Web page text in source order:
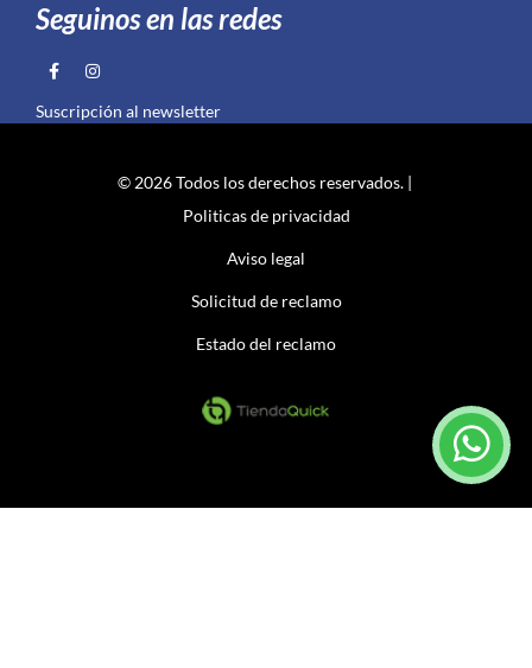
Seguinos en las redes
Suscripción al newsletter
© 2026 Todos los derechos reservados. |
Politicas de privacidad
Aviso legal
Solicitud de reclamo
Estado del reclamo